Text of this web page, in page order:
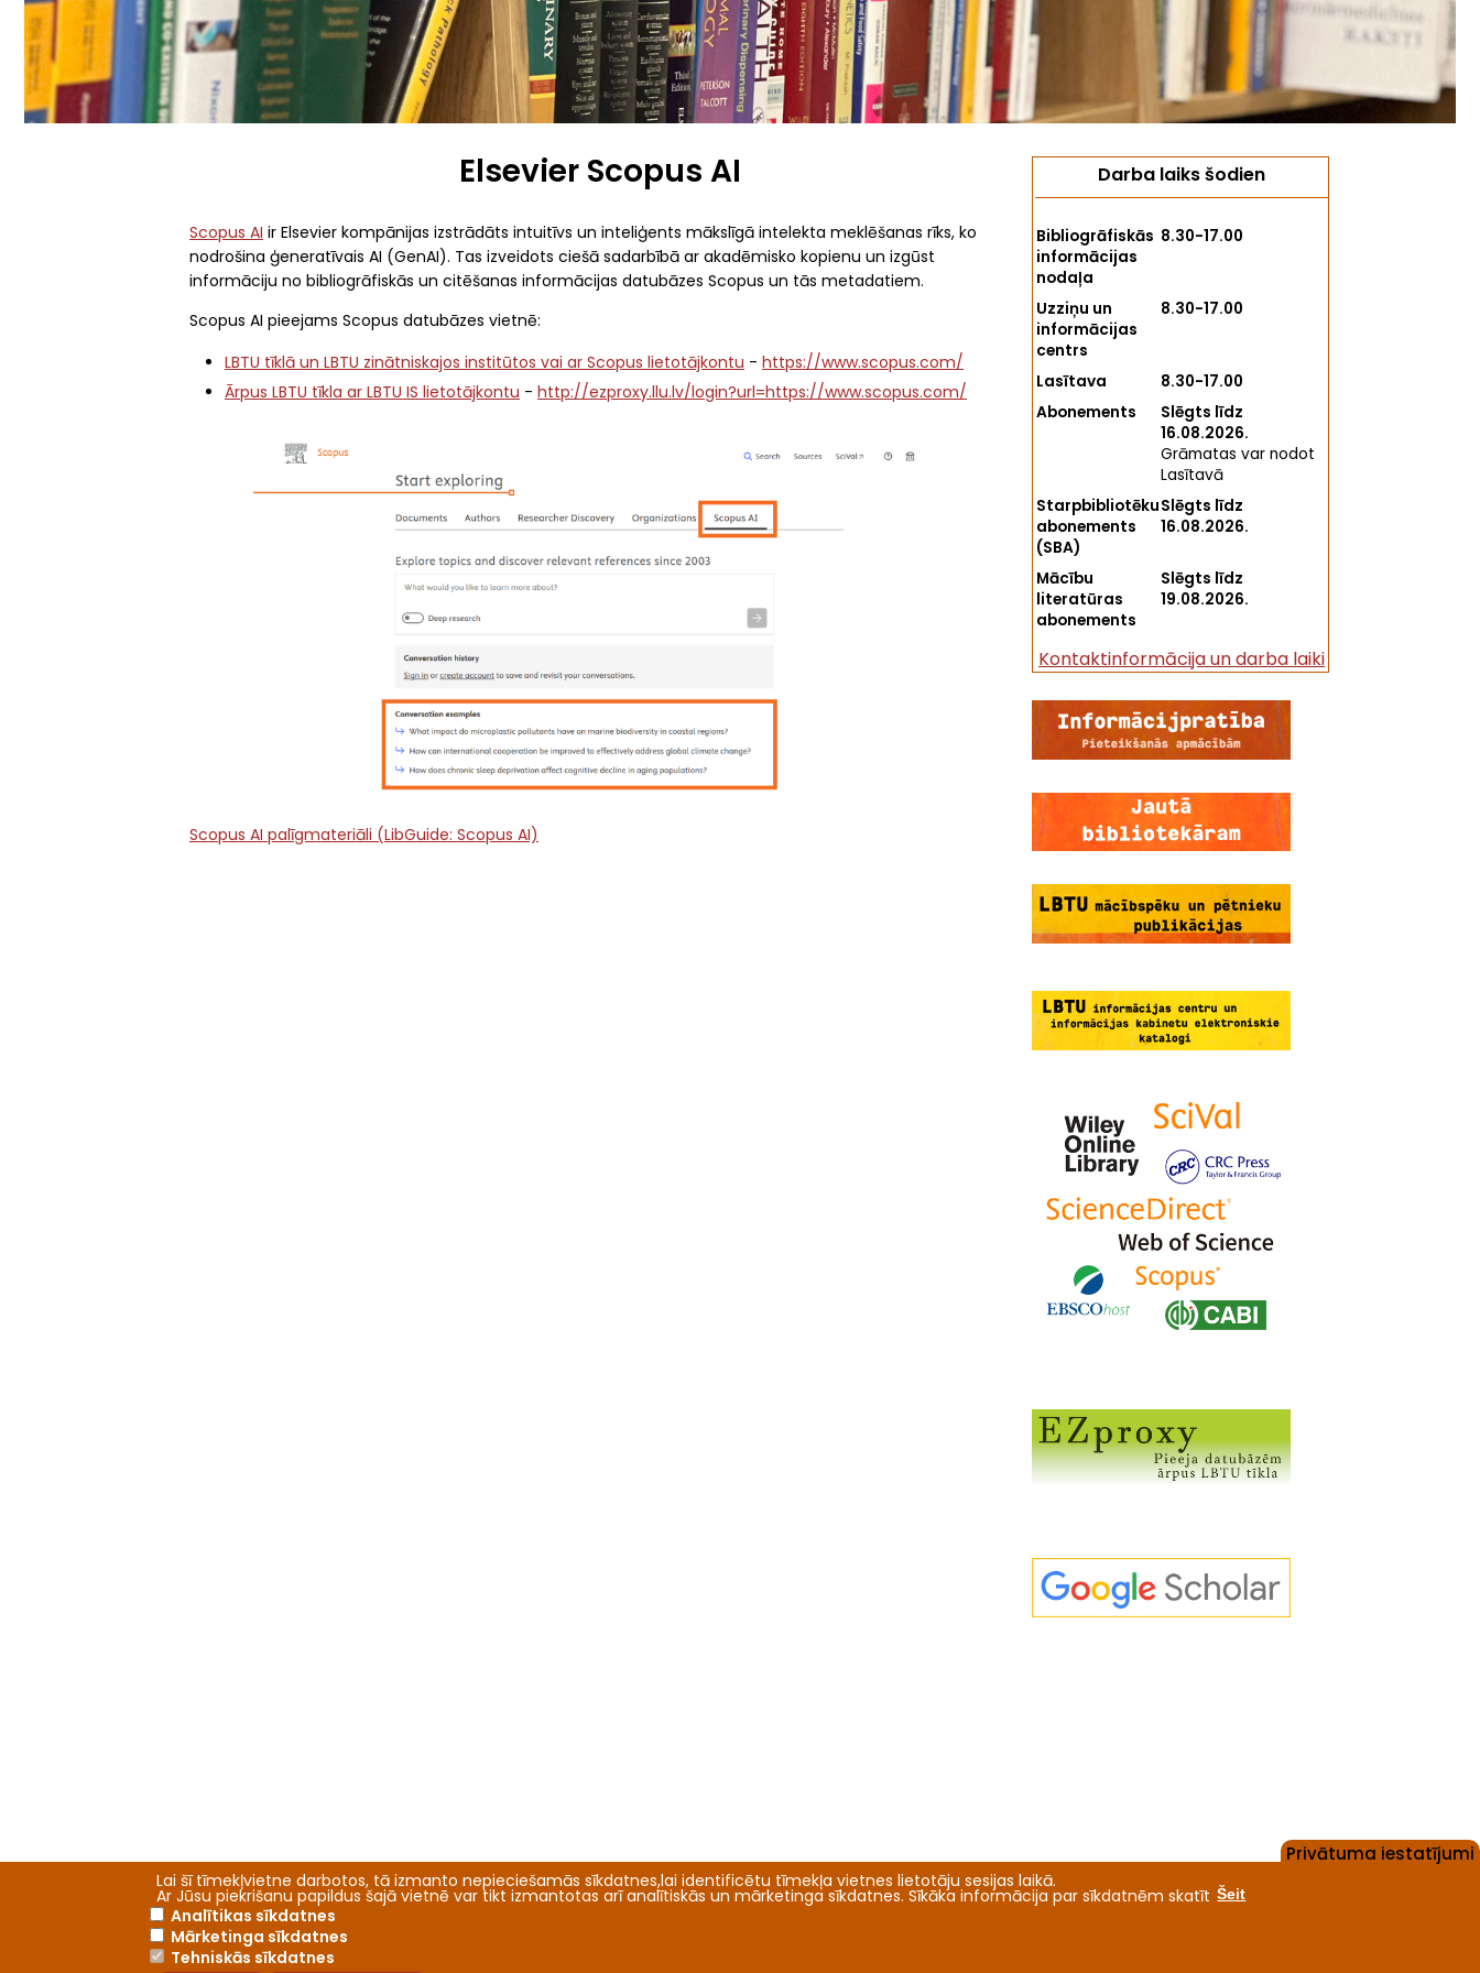
Elsevier Scopus AI
Scopus AI ir Elsevier kompānijas izstrādāts intuitīvs un inteliģents mākslīgā intelekta meklēšanas rīks, ko
nodrošina ģeneratīvais AI (GenAI). Tas izveidots ciešā sadarbībā ar akadēmisko kopienu un izgūst
informāciju no bibliogrāfiskās un citēšanas informācijas datubāzes Scopus un tās metadatiem.
Scopus AI pieejams Scopus datubāzes vietnē:
LBTU tīklā un LBTU zinātniskajos institūtos vai ar Scopus lietotājkontu - https://www.scopus.com/
Ārpus LBTU tīkla ar LBTU IS lietotājkontu - http://ezproxy.llu.lv/login?url=https://www.scopus.com/
Scopus AI palīgmateriāli (LibGuide: Scopus AI)
Darba laiks šodien
Bibliogrāfiskās
informācijas
nodaļa
8.30-17.00
Uzziņu un
informācijas
centrs
8.30-17.00
Lasītava
8.30-17.00
Abonements
Slēgts līdz
16.08.2026.
Grāmatas var nodot
Lasītavā
Starpbibliotēku
abonements
(SBA)
Slēgts līdz
16.08.2026.
Mācību
literatūras
abonements
Slēgts līdz
19.08.2026.
Kontaktinformācija un darba laiki
Privātuma iestatījumi
Lai šī tīmekļvietne darbotos, tā izmanto nepieciešamās sīkdatnes,lai identificētu tīmekļa vietnes lietotāju sesijas laikā.
Ar Jūsu piekrišanu papildus šajā vietnē var tikt izmantotas arī analītiskās un mārketinga sīkdatnes. Sīkāka informācija par sīkdatnēm skatīt Šeit
Analītikas sīkdatnes
Mārketinga sīkdatnes
Tehniskās sīkdatnes